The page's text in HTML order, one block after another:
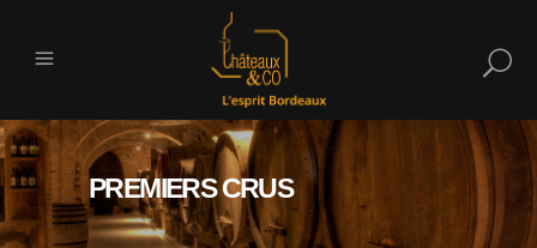
PREMIERS CRUS